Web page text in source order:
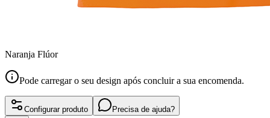
Naranja Flúor
Pode carregar o seu design após concluir a sua encomenda.
Configurar produto Precisa de ajuda?